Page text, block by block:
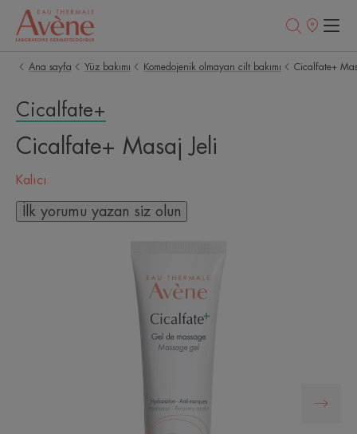
Satış
Ana sayfa Yüz bakımı Komedojenik olmayan cilt bakımı Cicalfate+
Cicalfate+
Cicalfate+ Masaj Jeli
Kalıcı
İlk yorumu yazan siz olun